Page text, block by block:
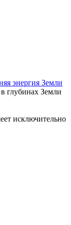
энергия Земли
глубинах Земли
исключительно